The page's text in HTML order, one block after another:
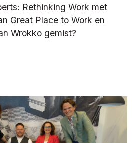
Rethinking Work met
Great Place to Work en
Wrokko gemist?